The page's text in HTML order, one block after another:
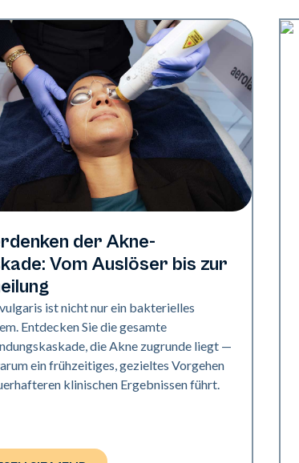
der Hautder Akne-
Vom Auslöser bis zur
ist nicht nur ein bakterielles
Entdecken Sie die gesamte
die Akne zugrunde liegt —
ein frühzeitiges, gezieltes Vorgehen
klinischen Ergebnissen führt.